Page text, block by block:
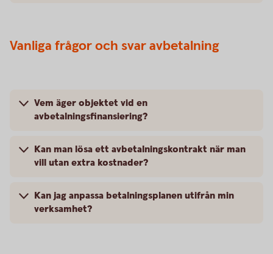
Vanliga frågor och svar avbetalning
Vem äger objektet vid en
avbetalningsfinansiering?
Kan man lösa ett avbetalningskontrakt när man
vill utan extra kostnader?
Kan jag anpassa betalningsplanen utifrån min
verksamhet?